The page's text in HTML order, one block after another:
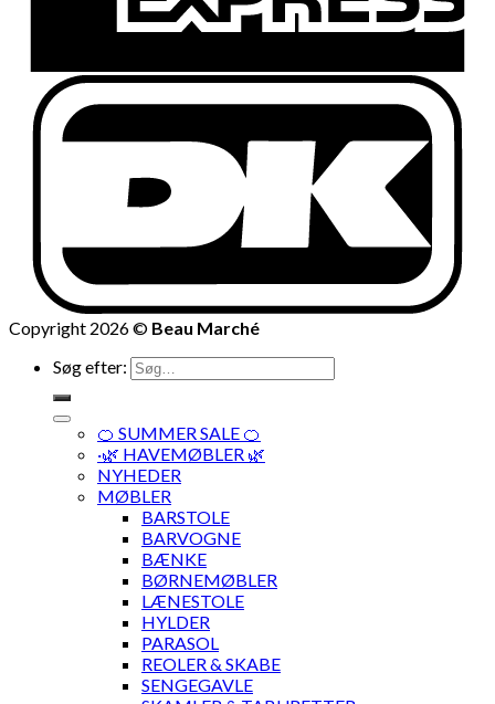
Copyright 2026 © Beau Marché
Søg efter:
🍊 SUMMER SALE 🍊
·🌿 HAVEMØBLER 🌿
NYHEDER
MØBLER
BARSTOLE
BARVOGNE
BÆNKE
BØRNEMØBLER
LÆNESTOLE
HYLDER
PARASOL
REOLER & SKABE
SENGEGAVLE